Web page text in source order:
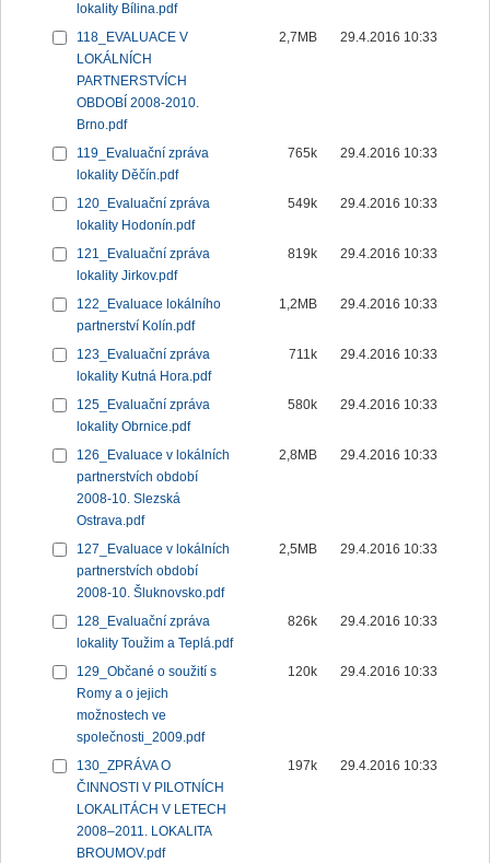
lokality Bílina.pdf
118_EVALUACE V
LOKÁLNÍCH
PARTNERSTVÍCH
OBDOBÍ 2008-2010.
Brno.pdf
2,7MB 29.4.2016 10:33
119_Evaluační zpráva
lokality Děčín.pdf
765k 29.4.2016 10:33
120_Evaluační zpráva
lokality Hodonín.pdf
549k 29.4.2016 10:33
121_Evaluační zpráva
lokality Jirkov.pdf
819k 29.4.2016 10:33
122_Evaluace lokálního
partnerství Kolín.pdf
1,2MB 29.4.2016 10:33
123_Evaluační zpráva
lokality Kutná Hora.pdf
711k 29.4.2016 10:33
125_Evaluační zpráva
lokality Obrnice.pdf
580k 29.4.2016 10:33
126_Evaluace v lokálních
partnerstvích období
2008-10. Slezská
Ostrava.pdf
2,8MB 29.4.2016 10:33
127_Evaluace v lokálních
partnerstvích období
2008-10. Šluknovsko.pdf
2,5MB 29.4.2016 10:33
128_Evaluační zpráva
lokality Toužim a Teplá.pdf
826k 29.4.2016 10:33
129_Občané o soužití s
Romy a o jejich
možnostech ve
společnosti_2009.pdf
120k 29.4.2016 10:33
130_ZPRÁVA O
ČINNOSTI V PILOTNÍCH
LOKALITÁCH V LETECH
2008–2011. LOKALITA
BROUMOV.pdf
197k 29.4.2016 10:33